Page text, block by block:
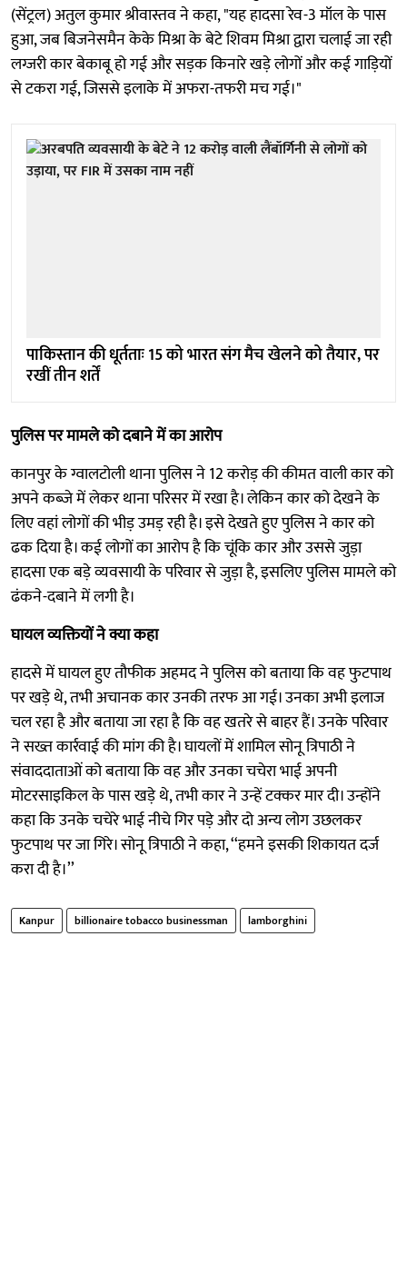
(सेंट्रल) अतुल कुमार श्रीवास्तव ने कहा, "यह हादसा रेव-3 मॉल के पास
हुआ, जब बिजनेसमैन केके मिश्रा के बेटे शिवम मिश्रा द्वारा चलाई जा रही
लग्जरी कार बेकाबू हो गई और सड़क किनारे खड़े लोगों और कई गाड़ियों
से टकरा गई, जिससे इलाके में अफरा-तफरी मच गई।"
पाकिस्तान की धूर्तताः 15 को भारत संग मैच खेलने को तैयार, पर
रखीं तीन शर्तें
पुलिस पर मामले को दबाने में का आरोप
कानपुर के ग्वालटोली थाना पुलिस ने 12 करोड़ की कीमत वाली कार को
अपने कब्जे में लेकर थाना परिसर में रखा है। लेकिन कार को देखने के
लिए वहां लोगों की भीड़ उमड़ रही है। इसे देखते हुए पुलिस ने कार को
ढक दिया है। कई लोगों का आरोप है कि चूंकि कार और उससे जुड़ा
हादसा एक बड़े व्यवसायी के परिवार से जुड़ा है, इसलिए पुलिस मामले को
ढंकने-दबाने में लगी है।
घायल व्यक्तियों ने क्या कहा
हादसे में घायल हुए तौफीक अहमद ने पुलिस को बताया कि वह फुटपाथ
पर खड़े थे, तभी अचानक कार उनकी तरफ आ गई। उनका अभी इलाज
चल रहा है और बताया जा रहा है कि वह खतरे से बाहर हैं। उनके परिवार
ने सख्त कार्रवाई की मांग की है। घायलों में शामिल सोनू त्रिपाठी ने
संवाददाताओं को बताया कि वह और उनका चचेरा भाई अपनी
मोटरसाइकिल के पास खड़े थे, तभी कार ने उन्हें टक्कर मार दी। उन्होंने
कहा कि उनके चचेरे भाई नीचे गिर पड़े और दो अन्य लोग उछलकर
फुटपाथ पर जा गिरे। सोनू त्रिपाठी ने कहा, ‘‘हमने इसकी शिकायत दर्ज
करा दी है।’’
Kanpur billionaire tobacco businessman lamborghini